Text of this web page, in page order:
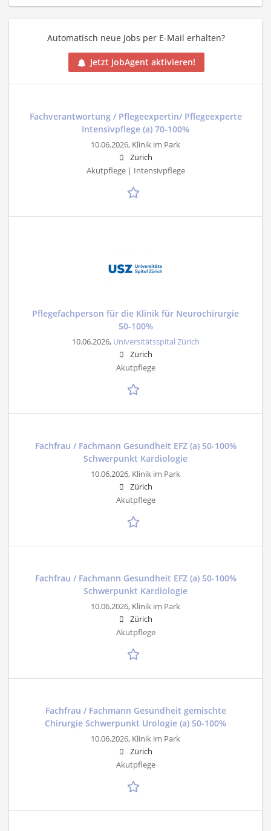
Automatisch neue Jobs per E-Mail erhalten?
Jetzt JobAgent aktivieren!
Fachverantwortung / Pflegeexpertin/ Pflegeexperte
Intensivpflege (a) 70-100%
10.06.2026, Klinik im Park
Zürich
Akutpflege | Intensivpflege
Pflegefachperson für die Klinik für Neurochirurgie
50-100%
10.06.2026, Universitätsspital Zürich
Zürich
Akutpflege
Fachfrau / Fachmann Gesundheit EFZ (a) 50-100%
Schwerpunkt Kardiologie
10.06.2026, Klinik im Park
Zürich
Akutpflege
Fachfrau / Fachmann Gesundheit EFZ (a) 50-100%
Schwerpunkt Kardiologie
10.06.2026, Klinik im Park
Zürich
Akutpflege
Fachfrau / Fachmann Gesundheit gemischte
Chirurgie Schwerpunkt Urologie (a) 50-100%
10.06.2026, Klinik im Park
Zürich
Akutpflege